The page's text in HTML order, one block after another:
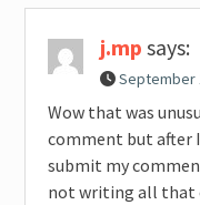
j.mp says:
September
Wow that was
comment but after
submit my
not writing all that